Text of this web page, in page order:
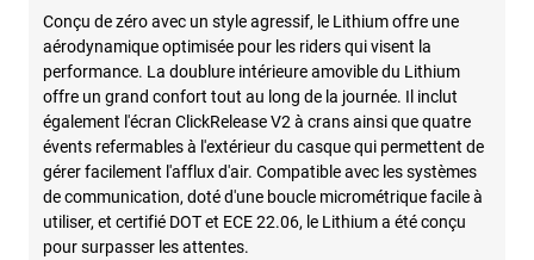
Conçu de zéro avec un style agressif, le Lithium offre une
aérodynamique optimisée pour les riders qui visent la
performance. La doublure intérieure amovible du Lithium
offre un grand confort tout au long de la journée. Il inclut
également l'écran ClickRelease V2 à crans ainsi que quatre
évents refermables à l'extérieur du casque qui permettent de
gérer facilement l'afflux d'air. Compatible avec les systèmes
de communication, doté d'une boucle micrométrique facile à
utiliser, et certifié DOT et ECE 22.06, le Lithium a été conçu
pour surpasser les attentes.